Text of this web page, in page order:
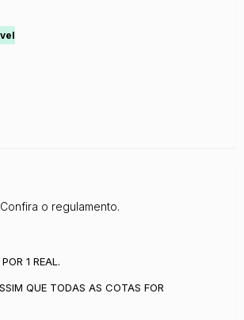
Confira o regulamento.
1 REAL.
QUE TODAS AS COTAS FOR